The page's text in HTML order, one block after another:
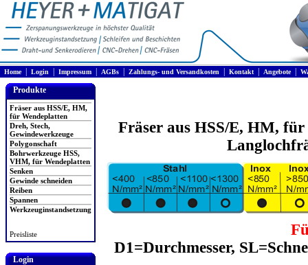
Home| Login Impressum AGBs Zahlungs- und Versandkosten Kontakt| Angebote|
Produkte
Fräser aus HSS/E, HM,
für Wendeplatten
Dreh, Stech,
Gewindewerkzeuge
Polygonschaft
Bohrwerkzeuge HSS,
VHM, für Wendeplatten
Senken
Gewinde schneiden
Reiben
Spannen
Werkzeuginstandsetzung
Preisliste
Login
Fräser aus HSS/E, HM,
D1=Durchmesser,